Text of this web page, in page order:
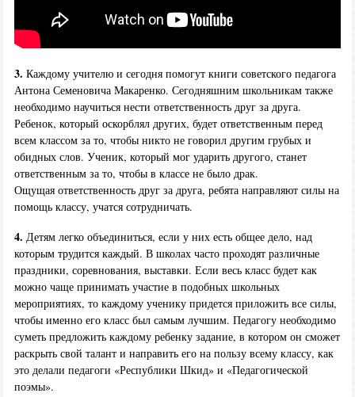
3. Каждому учителю и сегодня помогут книги советского педагога
Антона Семеновича Макаренко. Сегодняшним школьникам также
необходимо научиться нести ответственность друг за друга.
Ребенок, который оскорблял других, будет ответственным перед
всем классом за то, чтобы никто не говорил другим грубых и
обидных слов. Ученик, который мог ударить другого, станет
ответственным за то, чтобы в классе не было драк.
Ощущая ответственность друг за друга, ребята направляют силы на
помощь классу, учатся сотрудничать.
4. Детям легко объединиться, если у них есть общее дело, над
которым трудится каждый. В школах часто проходят различные
праздники, соревнования, выставки. Если весь класс будет как
можно чаще принимать участие в подобных школьных
мероприятиях, то каждому ученику придется приложить все силы,
чтобы именно его класс был самым лучшим. Педагогу необходимо
суметь предложить каждому ребенку задание, в котором он сможет
раскрыть свой талант и направить его на пользу всему классу, как
это делали педагоги «Республики Шкид» и «Педагогической
поэмы».